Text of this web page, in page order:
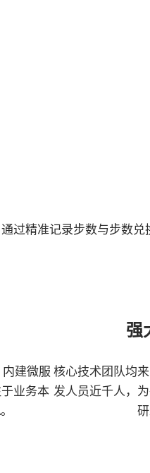
过精准记录步数与步数兑
建微服
业务本
强
核心技术团队均
发人员近千人，